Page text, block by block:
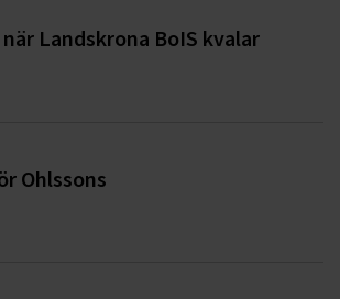
Landskrona BoIS kvalar
Ohlssons